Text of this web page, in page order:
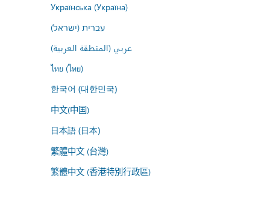
Українська (Україна)
עברית (ישראל)
عربي (المنطقة العربية)
ไทย (ไทย)
한국어 (대한민국)
中文(中国)
日本語 (日本)
繁體中文 (台灣)
繁體中文 (香港特別行政區)